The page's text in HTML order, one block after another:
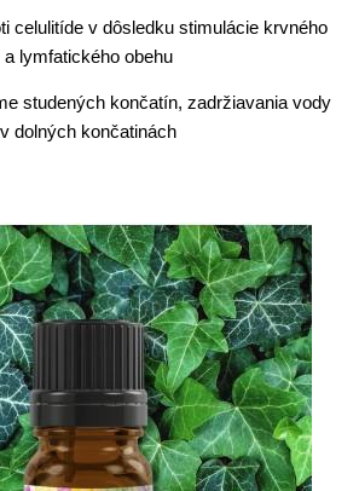
celulitíde v dôsledku stimulácie krvného
a lymfatického obehu
studených končatín, zadržiavania vody
v dolných končatinách